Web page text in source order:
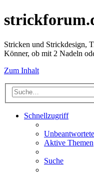
Stricken und Strickdesign,
Könner, ob mit 2 Nadeln
Zum Inhalt
Schnellzugriff
Aktive Themen
Suche